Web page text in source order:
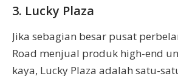
3. Lucky Plaza
Jika sebagian besar pusat
Road menjual produk high-end
kaya, Lucky Plaza adalah satu-